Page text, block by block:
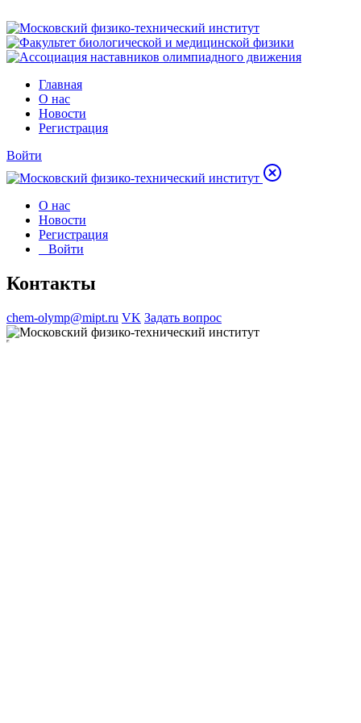
Главная
О нас
Новости
Регистрация
Войти
О нас
Новости
Регистрация
Войти
Контакты
chem-olymp@mipt.ru VK Задать вопрос